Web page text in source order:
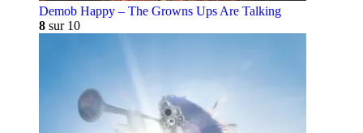
Demob Happy – The Growns Ups Are Talking
8 sur 10